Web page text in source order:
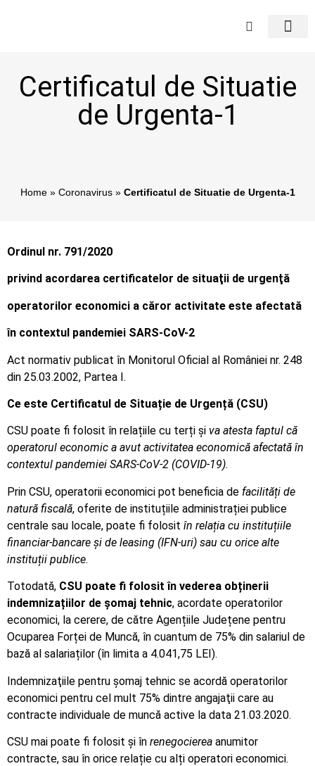
Certificatul de Situatie
de Urgenta-1
Home» Coronavirus» Certificatul de Situatie de Urgenta-1
Ordinul nr. 791/2020
privind acordarea certificatelor de situaţii de urgenţă
operatorilor economici a căror activitate este afectată
în contextul pandemiei SARS-CoV-2
Act normativ publicat în Monitorul Oficial al României nr. 248
din 25.03.2002, Partea I.
Ce este Certificatul de Situație de Urgență (CSU)
CSU poate fi folosit în relațiile cu terți și va atesta faptul că
operatorul economic a avut activitatea economică afectată în
contextul pandemiei SARS-CoV-2 (COVID-19).
Prin CSU, operatorii economici pot beneficia de facilități de
natură fiscală, oferite de instituțiile administrației publice
centrale sau locale, poate fi folosit în relația cu instituțiile
financiar-bancare și de leasing (IFN-uri) sau cu orice alte
instituții publice.
Totodată, CSU poate fi folosit în vederea obținerii
indemnizațiilor de șomaj tehnic, acordate operatorilor
economici, la cerere, de către Agențiile Județene pentru
Ocuparea Forței de Muncă, în cuantum de 75% din salariul de
bază al salariaților (în limita a 4.041,75 LEI).
Indemnizaţiile pentru șomaj tehnic se acordă operatorilor
economici pentru cel mult 75% dintre angajaţii care au
contracte individuale de muncă active la data 21.03.2020.
CSU mai poate fi folosit și în renegocierea anumitor
contracte, sau în orice relație cu alți operatori economici.